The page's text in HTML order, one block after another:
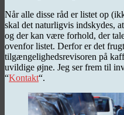
Når alle disse råd er listet op
skal det naturligvis indskydes,
og der kan være forhold, der
ovenfor listet. Derfor er det
tilgængelighedsrevisoren på
uvildige øjne. Jeg ser frem til
“Kontakt“.